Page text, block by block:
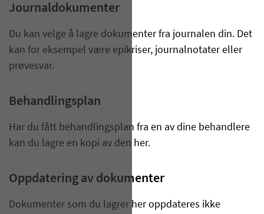
Journaldokumenter
Du kan velge å lagre dokumenter fra journalen din. Det
kan for eksempel være epikriser, journalnotater eller
prøvesvar.
Behandlingsplan
Har du fått behandlingsplan fra en av dine behandlere
kan du lagre en kopi av den her.
Oppdatering av dokumenter
Dokumenter som du lagrer her oppdateres ikke